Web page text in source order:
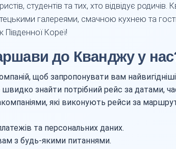
студентів та тих, хто відвідує родичів.
галереями, смачною кухнею та
Кореї!
до Кванджу у
щоб запропонувати вам
швидко знайти потрібний рейс за датами,
які виконують рейси за
та персональних даних.
з будь-якими питаннями.